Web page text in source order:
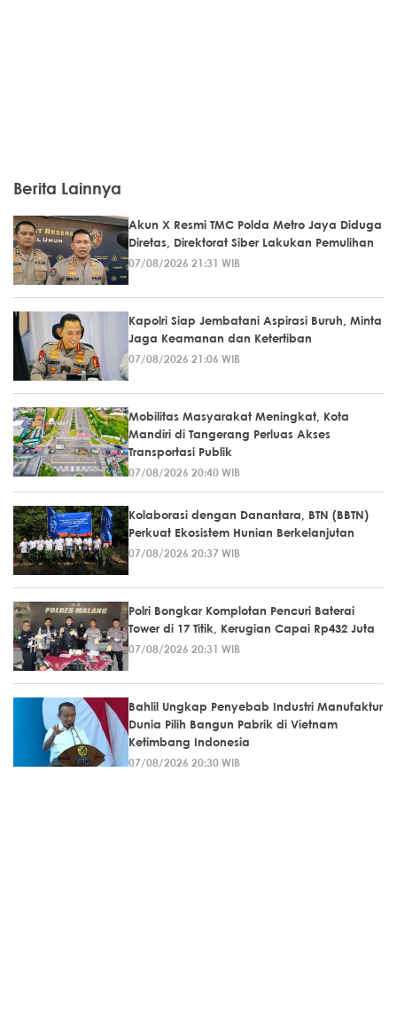
Berita Lainnya
Akun X Resmi TMC Polda Metro Jaya Diduga
Diretas, Direktorat Siber Lakukan Pemulihan
07/08/2026 21:31 WIB
Kapolri Siap Jembatani Aspirasi Buruh, Minta
Jaga Keamanan dan Ketertiban
07/08/2026 21:06 WIB
Mobilitas Masyarakat Meningkat, Kota
Mandiri di Tangerang Perluas Akses
Transportasi Publik
07/08/2026 20:40 WIB
Kolaborasi dengan Danantara, BTN (BBTN)
Perkuat Ekosistem Hunian Berkelanjutan
07/08/2026 20:37 WIB
Polri Bongkar Komplotan Pencuri Baterai
Tower di 17 Titik, Kerugian Capai Rp432 Juta
07/08/2026 20:31 WIB
Bahlil Ungkap Penyebab Industri Manufaktur
Dunia Pilih Bangun Pabrik di Vietnam
Ketimbang Indonesia
07/08/2026 20:30 WIB